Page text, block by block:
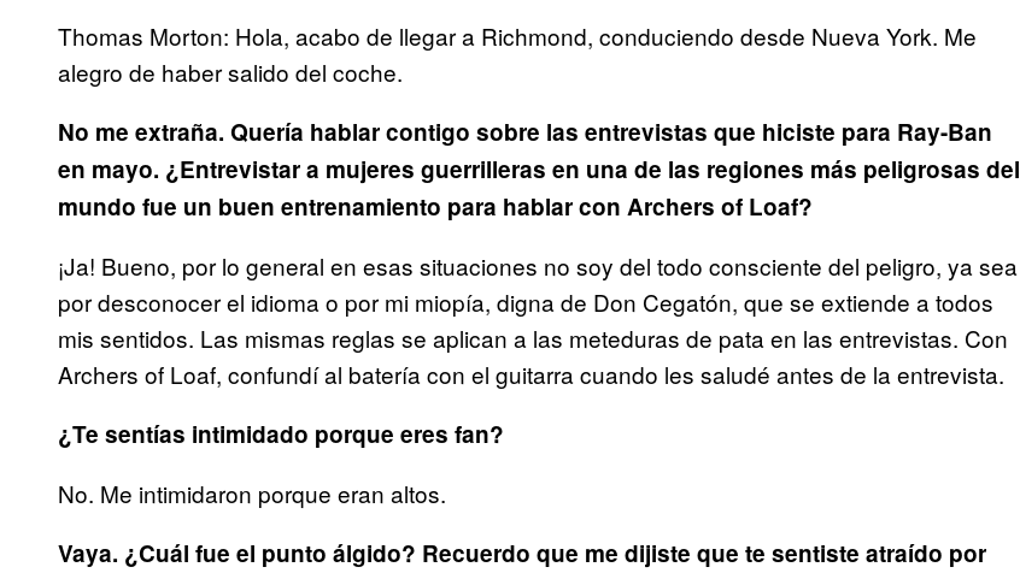
Thomas Morton: Hola, acabo de llegar a Richmond, conduciendo desde Nueva York. Me
alegro de haber salido del coche.
No me extraña. Quería hablar contigo sobre las entrevistas que hiciste para Ray-Ban
en mayo. ¿Entrevistar a mujeres guerrilleras en una de las regiones más peligrosas del
mundo fue un buen entrenamiento para hablar con Archers of Loaf?
¡Ja! Bueno, por lo general en esas situaciones no soy del todo consciente del peligro, ya sea
por desconocer el idioma o por mi miopía, digna de Don Cegatón, que se extiende a todos
mis sentidos. Las mismas reglas se aplican a las meteduras de pata en las entrevistas. Con
Archers of Loaf, confundí al batería con el guitarra cuando les saludé antes de la entrevista.
¿Te sentías intimidado porque eres fan?
No. Me intimidaron porque eran altos.
Vaya. ¿Cuál fue el punto álgido? Recuerdo que me dijiste que te sentiste atraído por